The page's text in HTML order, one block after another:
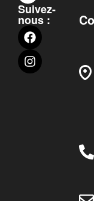
Suivez-
nous :